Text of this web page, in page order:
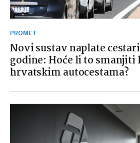
PROMET
Novi sustav naplate
godine: Hoće li to smanjiti
hrvatskim autocestama?